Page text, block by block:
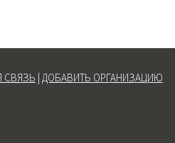
СВЯЗЬ ДОБАВИТЬ ОРГАНИЗАЦИЮ